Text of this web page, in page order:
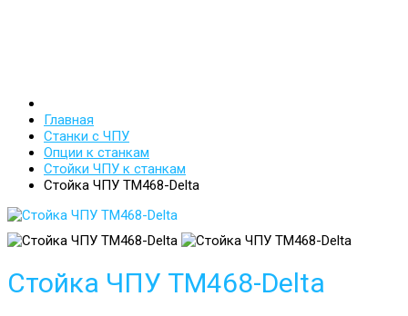
Главная
Станки с ЧПУ
Опции к станкам
Стойки ЧПУ к станкам
Стойка ЧПУ ТМ468-Delta
Стойка ЧПУ ТМ468-Delta